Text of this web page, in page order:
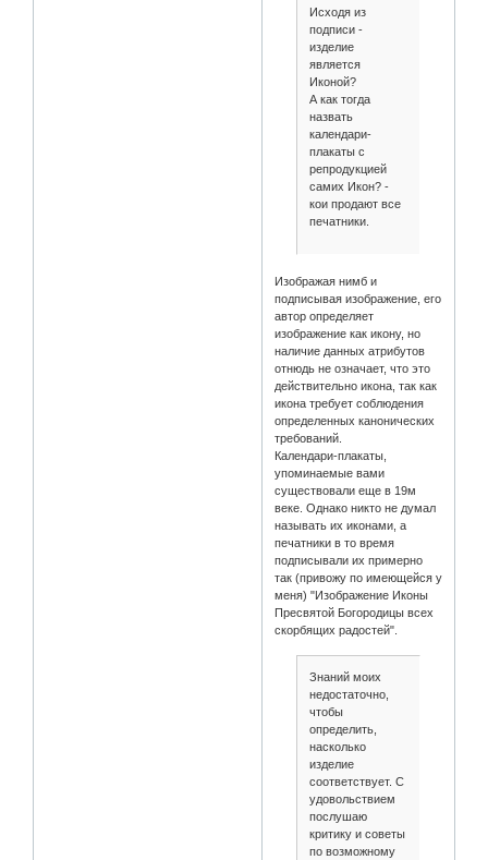
Исходя из
подписи -
изделие
является
Иконой?
А как тогда
назвать
календари-
плакаты с
репродукцией
самих Икон? -
кои продают все
печатники.
Изображая нимб и
подписывая изображение, его
автор определяет
изображение как икону, но
наличие данных атрибутов
отнюдь не означает, что это
действительно икона, так как
икона требует соблюдения
определенных канонических
требований.
Календари-плакаты,
упоминаемые вами
существовали еще в 19м
веке. Однако никто не думал
называть их иконами, а
печатники в то время
подписывали их примерно
так (привожу по имеющейся у
меня) "Изображение Иконы
Пресвятой Богородицы всех
скорбящих радостей".
Знаний моих
недостаточно,
чтобы
определить,
насколько
изделие
соответствует. С
удовольствием
послушаю
критику и советы
по возможному